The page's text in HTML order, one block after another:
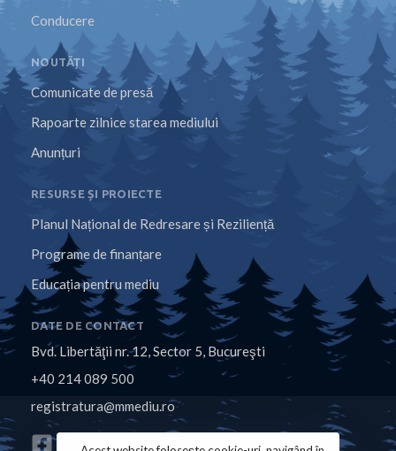
Conducere
NOUTĂȚI
Comunicate de presă
Rapoarte zilnice starea mediului
Anunțuri
RESURSE ȘI PROIECTE
Planul Național de Redresare și Reziliență
Programe de finanțare
Educația pentru mediu
DATE DE CONTACT
Bvd. Libertăţii nr. 12, Sector 5, Bucureşti
+40 214 089 500
registratura@mmediu.ro